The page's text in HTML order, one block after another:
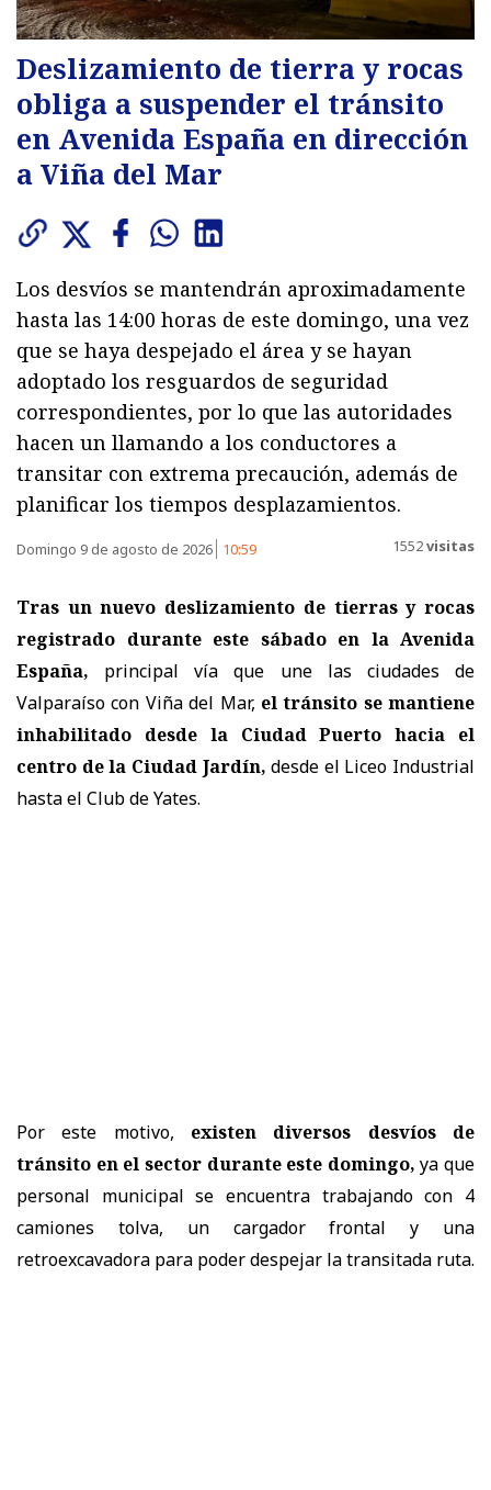
Deslizamiento de tierra y rocas
obliga a suspender el tránsito
en Avenida España en dirección
a Viña del Mar
Los desvíos se mantendrán aproximadamente
hasta las 14:00 horas de este domingo, una vez
que se haya despejado el área y se hayan
adoptado los resguardos de seguridad
correspondientes, por lo que las autoridades
hacen un llamando a los conductores a
transitar con extrema precaución, además de
planificar los tiempos desplazamientos.
Domingo 9 de agosto de 2026 10:59 1552visitas
Tras un nuevo deslizamiento de tierras y rocas
registrado durante este sábado en la Avenida
España, principal vía que une las ciudades de
Valparaíso con Viña del Mar, el tránsito se mantiene
inhabilitado desde la Ciudad Puerto hacia el
centro de la Ciudad Jardín, desde el Liceo Industrial
hasta el Club de Yates.
Por este motivo, existen diversos desvíos de
tránsito en el sector durante este domingo, ya que
personal municipal se encuentra trabajando con 4
camiones tolva, un cargador frontal y una
retroexcavadora para poder despejar la transitada ruta.